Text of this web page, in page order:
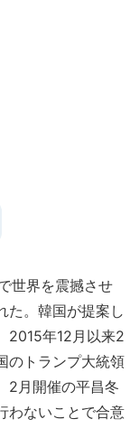
世界を震撼させ
た。韓国が提案し
2015年12月以来2
のトランプ大統領
2月開催の平昌冬
わないことで合意